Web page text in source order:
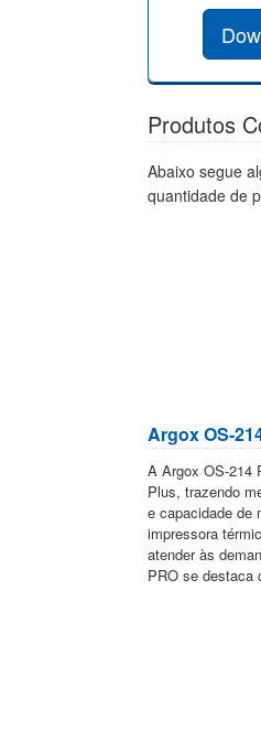
Produtos
Abaixo segue
quantidade de
Argox OS-
A Argox OS-214
Plus, trazendo
e capacidade de
impressora
atender às
PRO se destaca